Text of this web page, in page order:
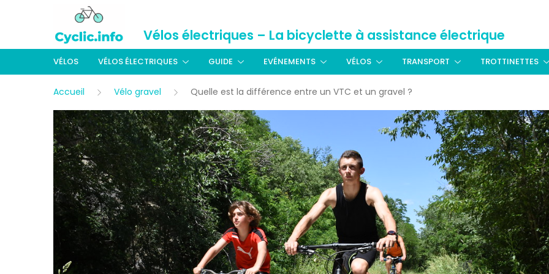
Vélos électriques – La bicyclette à assistance électrique
VÉLOS VÉLOS ÉLECTRIQUES GUIDE EVÉNEMENTS VÉLOS TRANSPORT TROTTINETTES
Accueil Vélo gravel Quelle est la différence entre un VTC et un gravel ?